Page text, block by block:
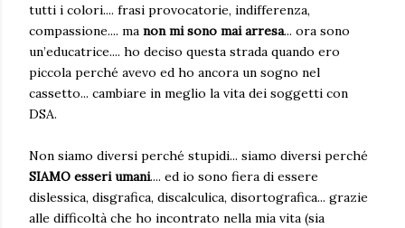
tutti i colori.... frasi provocatorie, indifferenza,
compassione.... ma non mi sono mai arresa... ora sono
un’educatrice.... ho deciso questa strada quando ero
piccola perché avevo ed ho ancora un sogno nel
cassetto... cambiare in meglio la vita dei soggetti con
DSA.
Non siamo diversi perché stupidi... siamo diversi perché
SIAMO esseri umani.... ed io sono fiera di essere
dislessica, disgrafica, discalculica, disortografica... grazie
alle difficoltà che ho incontrato nella mia vita (sia